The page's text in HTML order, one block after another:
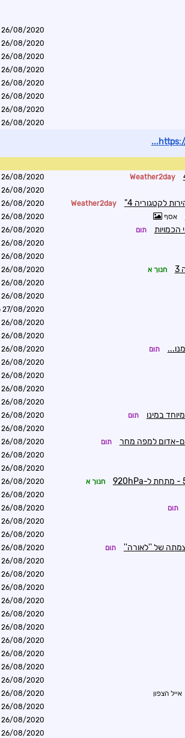
26/08/2020 03:41
26/08/2020 03:43
26/08/2020 03:47
26/08/2020 03:49
26/08/2020 10:49
26/08/2020 10:57
26/08/2020 11:01
26/08/2020 11:04
Weather2day
26/08/2020 12:05
26/08/2020 12:22
לקטגוריה 4" Weather2day
26/08/2020 12:23
אסף 26/08/2020 12:21
הכמויות תום 26/08/2020 12:22
26/08/2020 12:43
26/08/2020 12:52
חנוך א 26/08/2020 12:55
26/08/2020 13:22
26/08/2020 13:46
27/08/2020 04:15
26/08/2020 13:26
26/08/2020 13:29
תום 26/08/2020 14:46
26/08/2020 15:11
26/08/2020 16:39
26/08/2020 17:43
26/08/2020 15:36
במינו תום 26/08/2020 15:51
26/08/2020 16:05
אדום למפה מחר תום 26/08/2020 16:10
26/08/2020 16:10
26/08/2020 16:38
חנוך א 26/08/2020 16:46
26/08/2020 16:47
תום 26/08/2020 17:11
26/08/2020 17:11
26/08/2020 17:26
תום 26/08/2020 17:46
26/08/2020 18:02
26/08/2020 17:50
26/08/2020 18:59
26/08/2020 17:52
26/08/2020 18:02
26/08/2020 18:15
26/08/2020 18:25
26/08/2020 18:33
26/08/2020 20:18
26/08/2020 20:21
אייל הצפון 26/08/2020 20:23
26/08/2020 20:24
26/08/2020 18:53
26/08/2020 21:02